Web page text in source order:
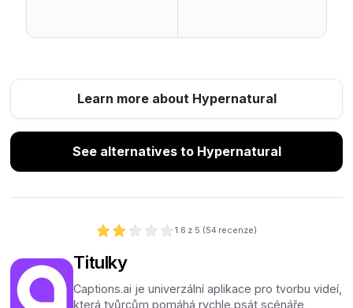
Learn more about Hypernatural
See alternatives to Hypernatural
1.6 z 5 (54 recenze)
Titulky
Captions.ai je univerzální aplikace pro tvorbu videí,
která tvůrcům pomáhá rychle psát scénáře,